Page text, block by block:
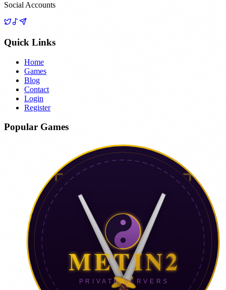
Social Accounts
Quick Links
Home
Games
Blog
Contact
Login
Register
Popular Games